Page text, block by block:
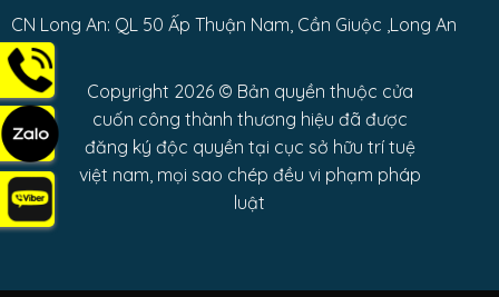
CN Long An: QL 50 Ấp Thuận Nam, Cần Giuộc ,Long An
Copyright 2026 © Bản quyền thuộc cửa
cuốn công thành thương hiệu đã được
đăng ký độc quyền tại cục sở hữu trí tuệ
việt nam, mọi sao chép đều vi phạm pháp
luật